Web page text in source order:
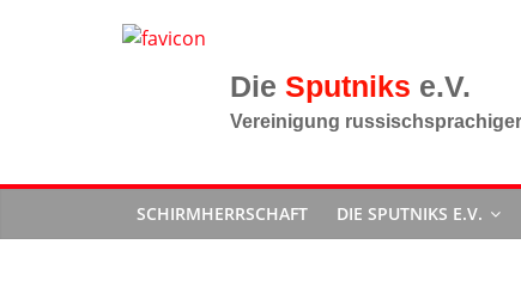
Sputniks
Vereinigung
SCHIRMHERRSCHAFT DIE SPUTNIKS E.V.